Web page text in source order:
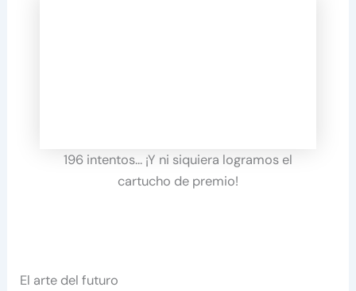
196 intentos… ¡Y ni siquiera logramos el
cartucho de premio!
El arte del futuro